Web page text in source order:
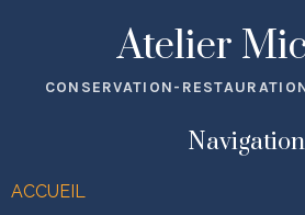
Atelier
CONSERVATION-
Navigation
ACCUEIL